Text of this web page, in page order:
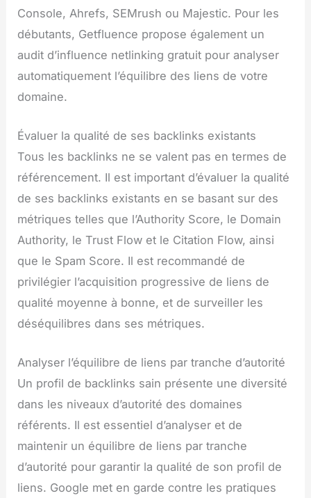
Console, Ahrefs, SEMrush ou Majestic. Pour les
débutants, Getfluence propose également un
audit d’influence netlinking gratuit pour analyser
automatiquement l’équilibre des liens de votre
domaine.
Évaluer la qualité de ses backlinks existants
Tous les backlinks ne se valent pas en termes de
référencement. Il est important d’évaluer la qualité
de ses backlinks existants en se basant sur des
métriques telles que l’Authority Score, le Domain
Authority, le Trust Flow et le Citation Flow, ainsi
que le Spam Score. Il est recommandé de
privilégier l’acquisition progressive de liens de
qualité moyenne à bonne, et de surveiller les
déséquilibres dans ses métriques.
Analyser l’équilibre de liens par tranche d’autorité
Un profil de backlinks sain présente une diversité
dans les niveaux d’autorité des domaines
référents. Il est essentiel d’analyser et de
maintenir un équilibre de liens par tranche
d’autorité pour garantir la qualité de son profil de
liens. Google met en garde contre les pratiques